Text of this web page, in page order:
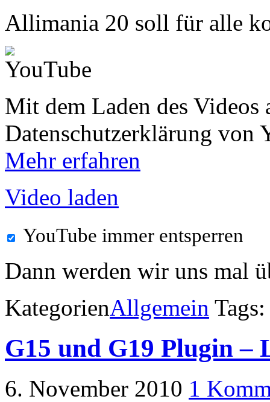
Allimania 20 soll für alle
Mit dem Laden des Videos
Datenschutzerklärung von
Mehr erfahren
Video laden
YouTube immer entsperren
Dann werden wir uns mal
KategorienAllgemein Tags:
G15 und G19 Plugin –
6. November 2010 1